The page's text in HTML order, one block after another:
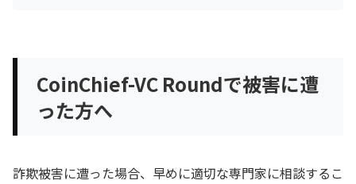
CoinChief-VC Roundで被害に遭
った方へ
詐欺被害に遭った場合、早めに適切な専門家に相談するこ